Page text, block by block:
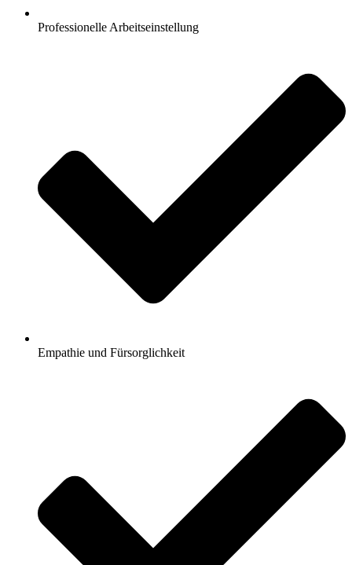
Professionelle Arbeitseinstellung
Empathie und Fürsorglichkeit